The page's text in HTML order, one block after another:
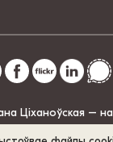
Ціханоўская –